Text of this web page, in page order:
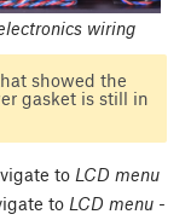
wiring
showed the
gasket is still in
to LCD menu
to LCD menu -